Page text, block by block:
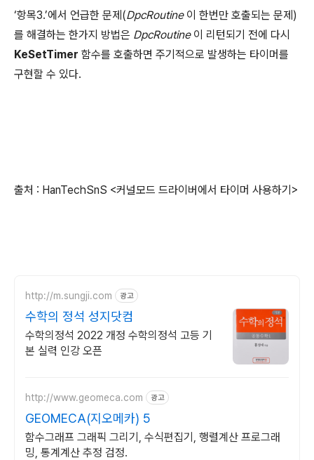
‘항목3.’에서 언급한 문제(DpcRoutine 이 한번만 호출되는 문제)
를 해결하는 한가지 방법은 DpcRoutine 이 리턴되기 전에 다시
KeSetTimer 함수를 호출하면 주기적으로 발생하는 타이머를
구현할 수 있다.
출처 : HanTechSnS <커널모드 드라이버에서 타이머 사용하기>
http://m.sungji.com 광고
수학의 정석 성지닷컴
수학의정석 2022 개정 수학의정석 고등 기
본 실력 인강 오픈
http://www.geomeca.com 광고
GEOMECA(지오메카) 5
함수그래프 그래픽 그리기, 수식편집기, 행렬계산 프로그래
밍, 통계계산 추정 검정.